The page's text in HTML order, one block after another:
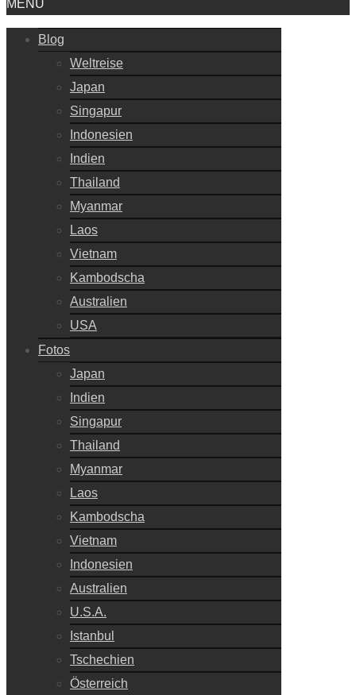
MENU
Blog
Weltreise
Japan
Singapur
Indonesien
Indien
Thailand
Myanmar
Laos
Vietnam
Kambodscha
Australien
USA
Fotos
Japan
Indien
Singapur
Thailand
Myanmar
Laos
Kambodscha
Vietnam
Indonesien
Australien
U.S.A.
Istanbul
Tschechien
Österreich